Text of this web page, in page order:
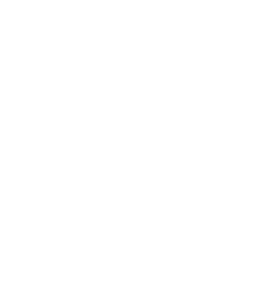
в Тульской области на сайте